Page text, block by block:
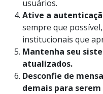
usuários.
Ative a
sempre que
institucionais que
Mantenha seu
atualizados.
Desconfie de
demais para